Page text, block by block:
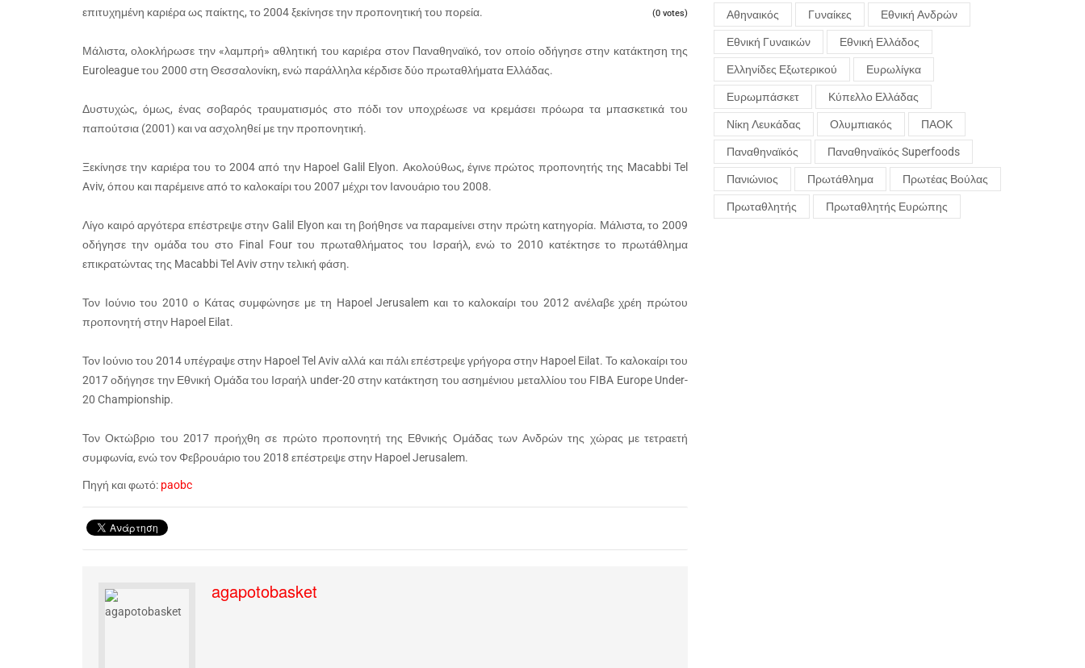
(0 votes)
επιτυχημένη καριέρα ως παίκτης, το 2004 ξεκίνησε την προπονητική του πορεία.
Μάλιστα, ολοκλήρωσε την «λαμπρή» αθλητική του καριέρα στον Παναθηναϊκό, τον οποίο οδήγησε στην κατάκτηση της
Euroleague του 2000 στη Θεσσαλονίκη, ενώ παράλληλα κέρδισε δύο πρωταθλήματα Ελλάδας.
Δυστυχώς, όμως, ένας σοβαρός τραυματισμός στο πόδι τον υποχρέωσε να κρεμάσει πρόωρα τα μπασκετικά του
παπούτσια (2001) και να ασχοληθεί με την προπονητική.
Ξεκίνησε την καριέρα του το 2004 από την Hapoel Galil Elyon. Ακολούθως, έγινε πρώτος προπονητής της Macabbi Tel
Aviv, όπου και παρέμεινε από το καλοκαίρι του 2007 μέχρι τον Ιανουάριο του 2008.
Λίγο καιρό αργότερα επέστρεψε στην Galil Elyon και τη βοήθησε να παραμείνει στην πρώτη κατηγορία. Μάλιστα, το 2009
οδήγησε την ομάδα του στο Final Four του πρωταθλήματος του Ισραήλ, ενώ το 2010 κατέκτησε το πρωτάθλημα
επικρατώντας της Macabbi Tel Aviv στην τελική φάση.
Τον Ιούνιο του 2010 ο Κάτας συμφώνησε με τη Hapoel Jerusalem και το καλοκαίρι του 2012 ανέλαβε χρέη πρώτου
προπονητή στην Hapoel Eilat.
Τον Ιούνιο του 2014 υπέγραψε στην Hapoel Tel Aviv αλλά και πάλι επέστρεψε γρήγορα στην Hapoel Eilat. Το καλοκαίρι του
2017 οδήγησε την Εθνική Ομάδα του Ισραήλ under-20 στην κατάκτηση του ασημένιου μεταλλίου του FIBA Europe Under-
20 Championship.
Τον Οκτώβριο του 2017 προήχθη σε πρώτο προπονητή της Εθνικής Ομάδας των Ανδρών της χώρας με τετραετή
συμφωνία, ενώ τον Φεβρουάριο του 2018 επέστρεψε στην Hapoel Jerusalem.
Πηγή και φωτό: paobc
agapotobasket
Αθηναικός Γυναίκες Εθνική Ανδρών
Εθνική Γυναικών Εθνική Ελλάδος
Ελληνίδες Εξωτερικού Ευρωλίγκα
Ευρωμπάσκετ Κύπελλο Ελλάδας
Νίκη Λευκάδας Ολυμπιακός ΠΑΟΚ
Παναθηναϊκός Παναθηναϊκός Superfoods
Πανιώνιος Πρωτάθλημα Πρωτέας Βούλας
Πρωταθλητής Πρωταθλητής Ευρώπης